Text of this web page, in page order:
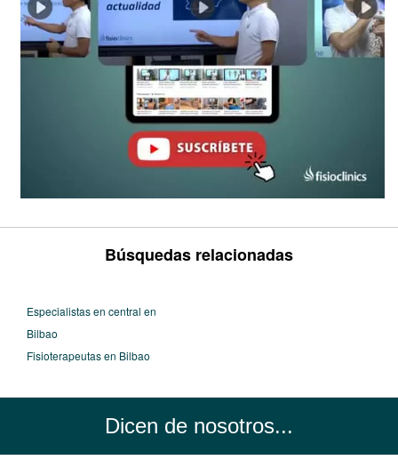
Búsquedas relacionadas
Especialistas en central en
Bilbao
Fisioterapeutas en Bilbao
Dicen de nosotros...